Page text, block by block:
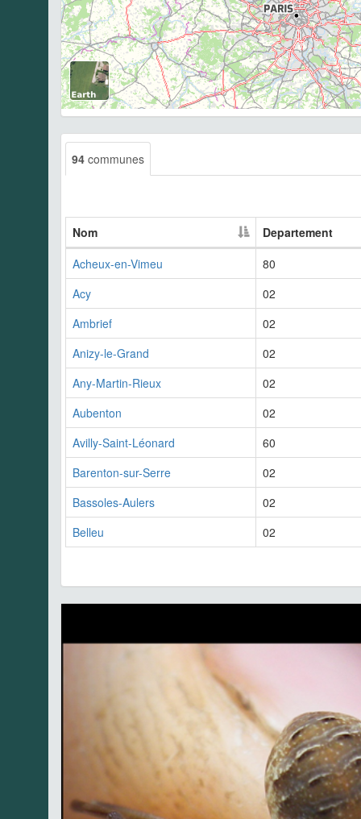
94 communes
Nom
Departement
Acheux-en-Vimeu
80
Acy
02
Ambrief
02
Anizy-le-Grand
02
Any-Martin-Rieux
02
Aubenton
02
Avilly-Saint-Léonard
60
Barenton-sur-Serre
02
Bassoles-Aulers
02
Belleu
02